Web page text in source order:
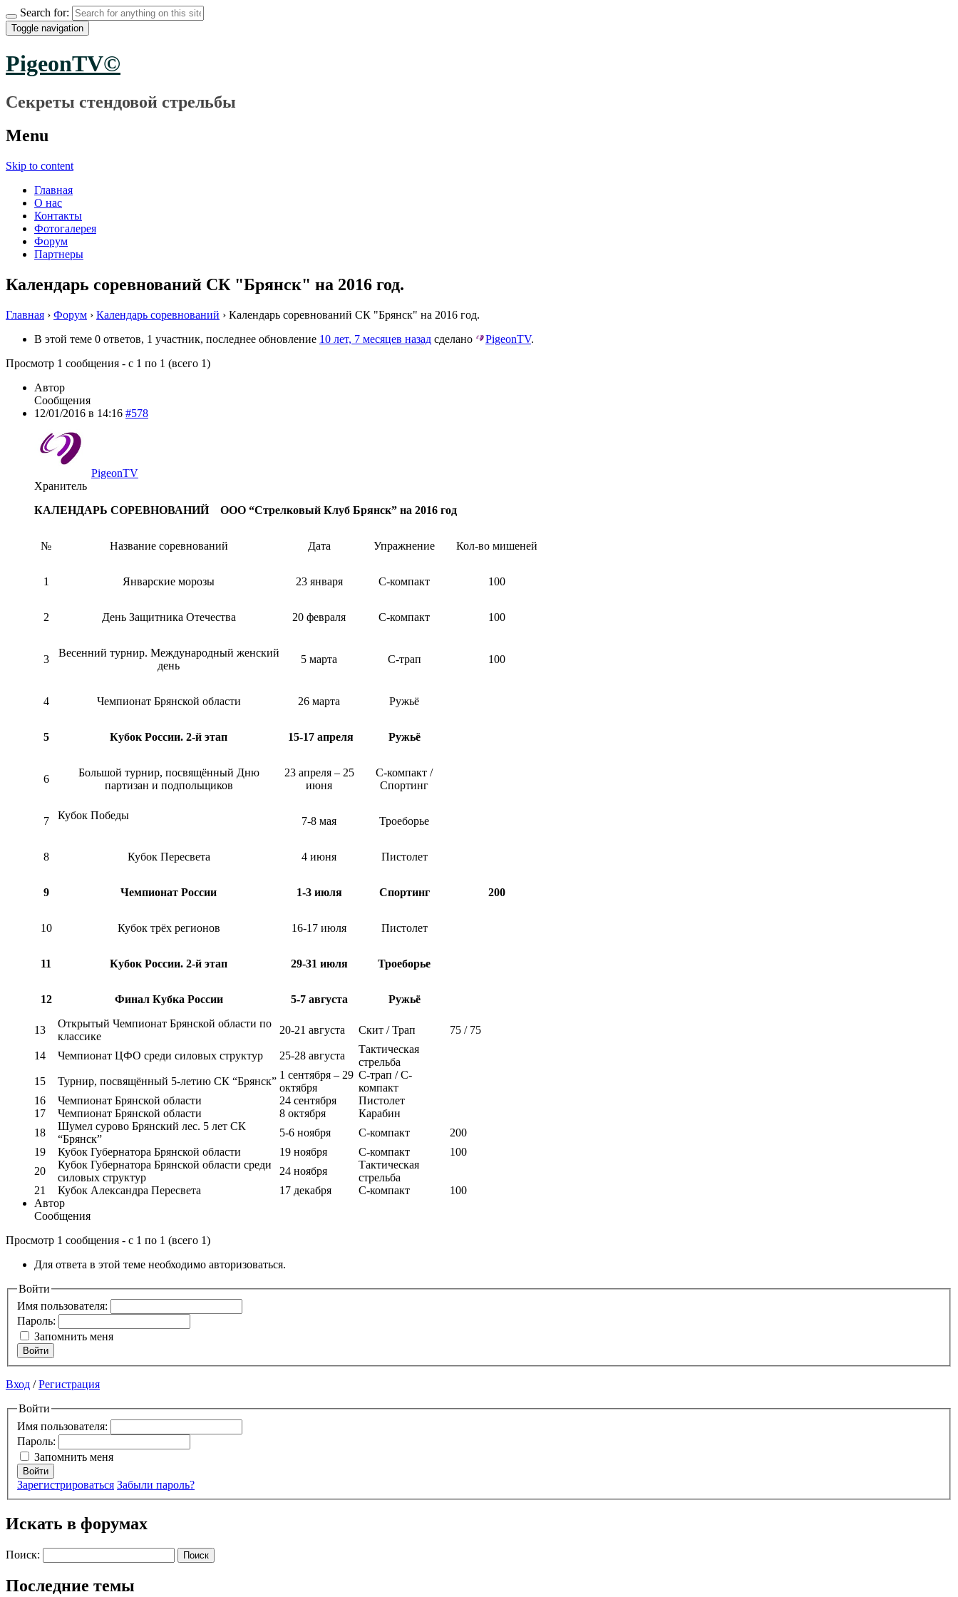
Search for:
Toggle navigation
PigeonTV©
Секреты стендовой стрельбы
Menu
Skip to content
Главная
О нас
Контакты
Фотогалерея
Форум
Партнеры
Календарь соревнований СК "Брянск" на 2016 год.
Главная › Форум › Календарь соревнований › Календарь соревнований СК "Брянск" на 2016 год.
В этой теме 0 ответов, 1 участник, последнее обновление 10 лет, 7 месяцев назад сделано PigeonTV.
Просмотр 1 сообщения - с 1 по 1 (всего 1)
Автор
Сообщения
12/01/2016 в 14:16 #578
PigeonTV
Хранитель
КАЛЕНДАРЬ СОРЕВНОВАНИЙ ООО “Стрелковый Клуб Брянск” на 2016 год
№ Название соревнований Дата Упражнение Кол-во мишеней
1 Январские морозы 23 января С-компакт 100
2 День Защитника Отечества 20 февраля С-компакт 100
3
Весенний турнир. Международный женский
день
5 марта С-трап 100
4 Чемпионат Брянской области 26 марта Ружьё
5 Кубок России. 2-й этап 15-17 апреля Ружьё
6
Большой турнир, посвящённый Дню
партизан и подпольщиков
23 апреля – 25
июня
С-компакт /
Спортинг
7 Кубок Победы 7-8 мая Троеборье
8 Кубок Пересвета 4 июня Пистолет
9 Чемпионат России 1-3 июля Спортинг 200
10 Кубок трёх регионов 16-17 июля Пистолет
11 Кубок России. 2-й этап 29-31 июля Троеборье
12 Финал Кубка России 5-7 августа Ружьё
13
Открытый Чемпионат Брянской области по
классике
20-21 августа Скит / Трап 75 / 75
14 Чемпионат ЦФО среди силовых структур 25-28 августа
Тактическая
стрельба
15
Турнир, посвящённый 5-летию СК “Брянск”
1 сентября – 29
октября
С-трап / С-
компакт
16
Чемпионат Брянской области 24 сентября
Пистолет
17
Чемпионат Брянской области 8 октября
Карабин
18
Шумел сурово Брянский лес. 5 лет СК
“Брянск”
5-6 ноября С-компакт
200
19
Кубок Губернатора Брянской области 19 ноября С-компакт
100
20
Кубок Губернатора Брянской области среди
силовых структур
24 ноября
Тактическая
стрельба
21
Кубок Александра Пересвета 17 декабря С-компакт
100
Автор
Сообщения
Просмотр 1 сообщения - с 1 по 1 (всего 1)
Для ответа в этой теме необходимо авторизоваться.
Войти
Имя пользователя:
Пароль:
Запомнить меня
Войти
Вход /Регистрация
Войти
Имя пользователя:
Пароль:
Запомнить меня
Войти
Зарегистрироваться Забыли пароль?
Искать в форумах
Поиск:
Последние темы